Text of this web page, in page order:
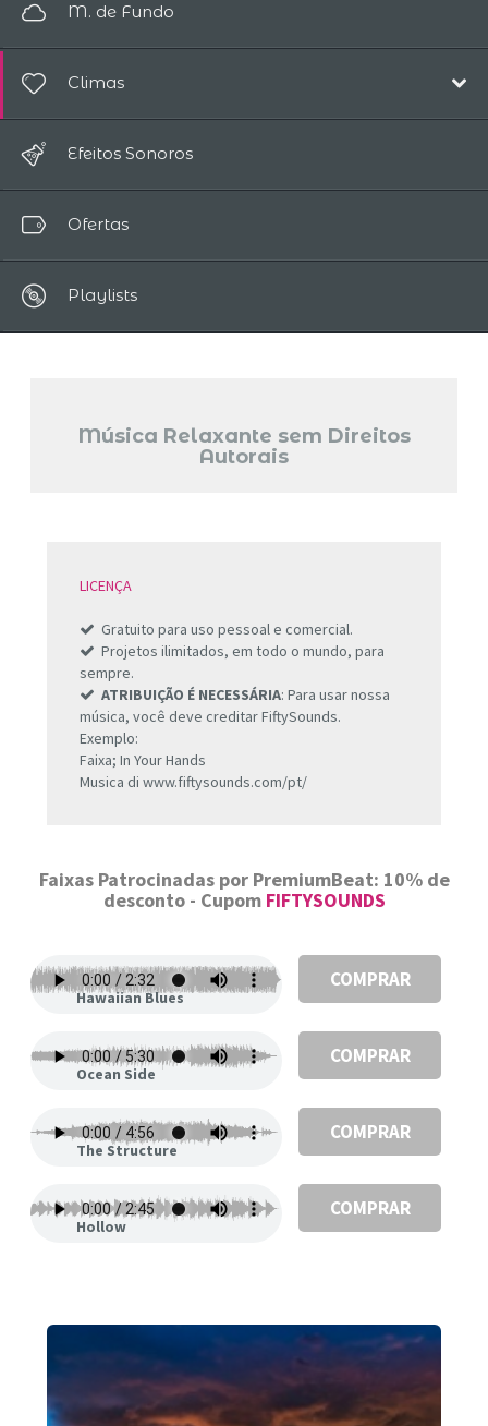
Ambiente
Piano
Mundo
Vocal
Eletrônica
Ambiente
Mundo
M. de Fundo
Climas
Magia / Fantasia
Relaxante
Efeitos Sonoros
Ofertas
Playlists
Música Relaxante sem Direitos
Autorais
LICENÇA
Gratuito para uso pessoal e comercial.
Projetos ilimitados, em todo o mundo, para
sempre.
ATRIBUIÇÃO É NECESSÁRIA: Para usar nossa
música, você deve creditar FiftySounds.
Exemplo:
Faixa; In Your Hands
Musica di www.fiftysounds.com/pt/
Faixas Patrocinadas por PremiumBeat: 10% de
desconto - Cupom FIFTYSOUNDS
Hawaiian Blues
COMPRAR
Ocean Side
COMPRAR
The Structure
COMPRAR
Hollow
COMPRAR